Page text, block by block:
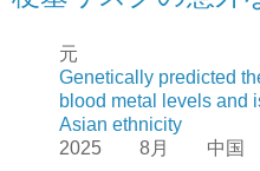
元
Genetically predicted
blood metal levels and
Asian ethnicity
2025 8月 中国